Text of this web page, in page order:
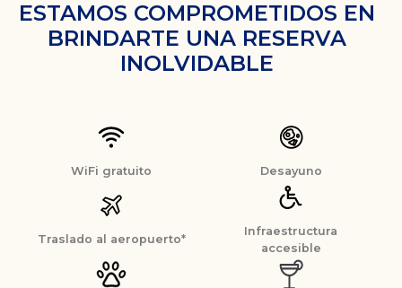
ESTAMOS COMPROMETIDOS EN
BRINDARTE UNA RESERVA
INOLVIDABLE
WiFi gratuito Desayuno
Traslado al aeropuerto*
Infraestructura
accesible